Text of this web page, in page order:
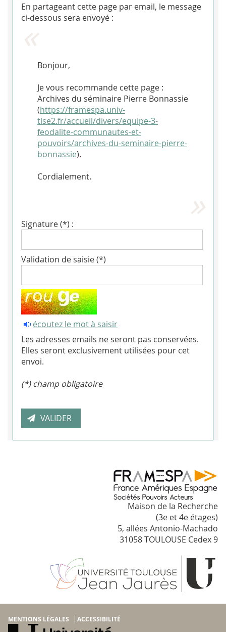
En partageant cette page par email, le message
ci-dessous sera envoyé :
Bonjour,
Je vous recommande cette page :
Archives du séminaire Pierre Bonnassie
(https://framespa.univ-
tlse2.fr/accueil/divers/equipe-3-
feodalite-communautes-et-
pouvoirs/archives-du-seminaire-pierre-
bonnassie).
Cordialement.
Signature (*) :
Validation de saisie (*)
écoutez le mot à saisir
Les adresses emails ne seront pas conservées.
Elles seront exclusivement utilisées pour cet
envoi.
(*) champ obligatoire
Maison de la Recherche
(3e et 4e étages)
5, allées Antonio-Machado
31058 TOULOUSE Cedex 9
MENTIONS LÉGALES ACCESSIBILITÉ